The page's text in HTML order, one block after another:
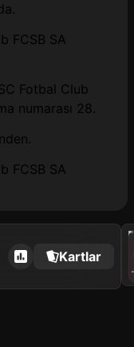
FCSB SA
Fotbal Club
numarası 28.
FCSB SA
Kartlar
2022